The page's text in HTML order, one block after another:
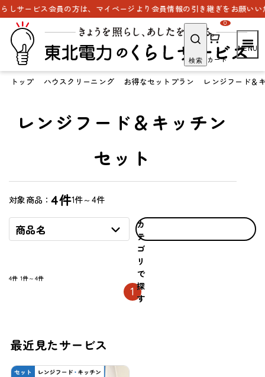
ービス会員の方は、マイページより会員情報の引き継ぎをお願いいた
検索 カート
0
トップ ハウスクリーニング お得なセットプラン レンジフード＆
レンジフード＆キッチン
セット
対象商品：4件1件～4件
商品名
カ
テ
ゴ
リ
で
探
す
4件 1件～4件
1
最近見たサービス